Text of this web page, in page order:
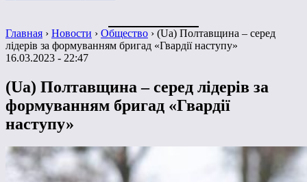
Главная › Новости › Общество › (Ua) Полтавщина – серед
лідерів за формуванням бригад «Гвардії наступу»
16.03.2023 - 22:47
(Ua) Полтавщина – серед лідерів за
формуванням бригад «Гвардії
наступу»